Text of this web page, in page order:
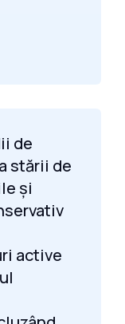
de
stării de
și
active